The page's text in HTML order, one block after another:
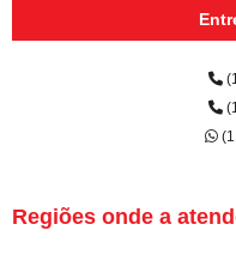
Regiões onde a